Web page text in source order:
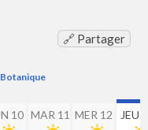
🔗 Partager
10 MAR 11 MER 12 JEU